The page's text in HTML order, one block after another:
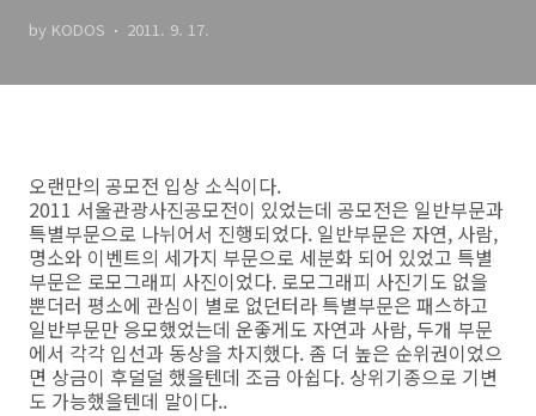
by KODOS 2011. 9. 17.
오랜만의 공모전 입상 소식이다.
2011 서울관광사진공모전이 있었는데 공모전은 일반부문과
특별부문으로 나뉘어서 진행되었다. 일반부문은 자연, 사람,
명소와 이벤트의 세가지 부문으로 세분화 되어 있었고 특별
부문은 로모그래피 사진이었다. 로모그래피 사진기도 없을
뿐더러 평소에 관심이 별로 없던터라 특별부문은 패스하고
일반부문만 응모했었는데 운좋게도 자연과 사람, 두개 부문
에서 각각 입선과 동상을 차지했다. 좀 더 높은 순위권이었으
면 상금이 후덜덜 했을텐데 조금 아쉽다. 상위기종으로 기변
도 가능했을텐데 말이다..